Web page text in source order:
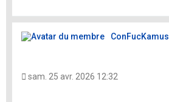
ConFucKamus
sam. 25 avr. 2026 12:32